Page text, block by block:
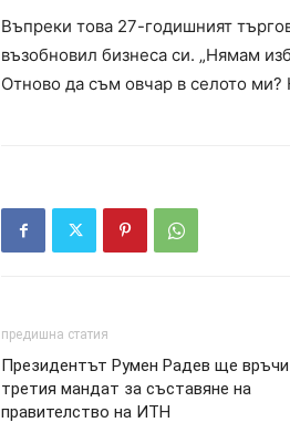
Въпреки това 27-годишният
възобновил бизнеса си. „Нямам
Отново да съм овчар в селото ми?
предишна статия
Президентът Румен Радев ще
третия мандат за съставяне на
правителство на ИТН